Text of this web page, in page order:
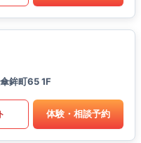
鉾町65 1F
体験・相談予約